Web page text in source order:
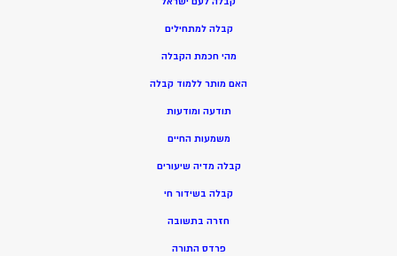
קבלה למתחילים
מהי חכמת הקבלה
האם מותר ללמוד קבלה
תודעה ומודעות
משמעות החיים
קבלה מדיה שיעורים
קבלה בשידור חי
חזרה בתשובה
פרדס התורה